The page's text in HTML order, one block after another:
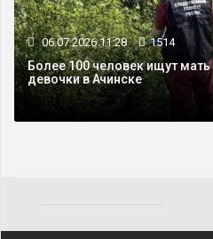
06.07.2026 11:28 1514
Более 100 человек ищут
девочки в Ачинске